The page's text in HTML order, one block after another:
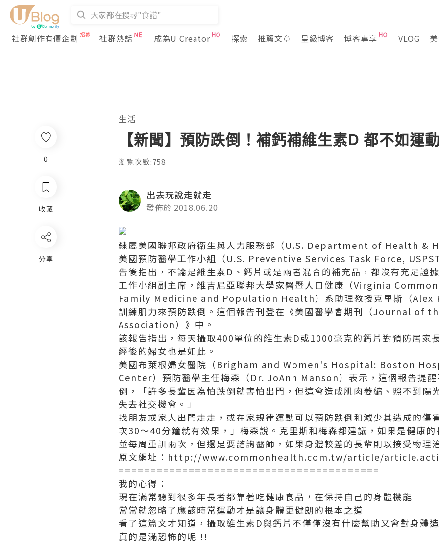
社群創作有價企劃 社群熱話 成為U Creator 探索 推薦文章 星級博客 博客專享 VLOG
生活
【新聞】預防跌倒！補鈣補維生素D 都不如運
瀏覽次數:758
出去玩說走就走
發佈於 2018.06.20
隸屬美國聯邦政府衛生與人力服務部（U.S. Department of Health &
美國預防醫學工作小組（U.S. Preventive Services Task Force,
告後指出，不論是維生素D、鈣片或是兩者混合的補充品，都沒有充足證
工作小組副主席，維吉尼亞聯邦大學家醫暨人口健康（Virginia
Family Medicine and Population Health）系助理教授克里斯（Alex
訓練肌力來預防跌倒。這個報告刊登在《美國醫學會期刊（Journal of
Association）》中。
該報告指出，每天攝取400單位的維生素D或1000毫克的鈣片對預防居家
經後的婦女也是如此。
美國布萊根婦女醫院（Brigham and Women's Hospital: Boston
Center）預防醫學主任梅森（Dr. JoAnn Manson）表示，這個報告提醒
倒，「許多長輩因為怕跌倒就害怕出門，但這會造成肌肉萎縮、照不到陽
失去社交機會。」
找朋友或家人出門走走，或在家規律運動可以預防跌倒和減少其造成的傷
次30～40分鐘就有效果，」梅森說。克里斯和梅森都建議，如果是健康
並每周重訓兩次，但還是要諮詢醫師，如果身體較差的長輩則以接受物理
原文網址：http://www.commonhealth.com.tw/article/
=========================================
我的心得：
現在滿常聽到很多年長者都靠著吃健康食品，在保持自己的身體機能
常常就忽略了應該時常運動才是讓身體更健朗的根本之道
看了這篇文才知道，攝取維生素D與鈣片不僅僅沒有什麼幫助又會對身體
真的是滿恐怖的呢 !!
0
收藏
分享